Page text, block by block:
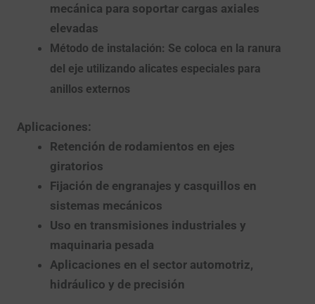
mecánica para soportar cargas axiales
elevadas
Método de instalación: Se coloca en la ranura
del eje utilizando alicates especiales para
anillos externos
Aplicaciones:
Retención de rodamientos en ejes
giratorios
Fijación de engranajes y casquillos en
sistemas mecánicos
Uso en transmisiones industriales y
maquinaria pesada
Aplicaciones en el sector automotriz,
hidráulico y de precisión